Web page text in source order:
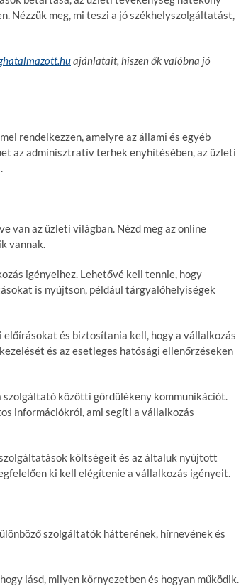
Nézzük meg, mi teszi a jó székhelyszolgáltatást,
ajánlatait, hiszen ők valóbna jó
rendelkezzen, amelyre az állami és egyéb
az adminisztratív terhek enyhítésében, az üzleti
van az üzleti világban. Nézd meg az online
vannak.
igényeihez. Lehetővé kell tennie, hogy
is nyújtson, például tárgyalóhelyiségek
és biztosítania kell, hogy a vállalkozás
és az esetleges hatósági ellenőrzéseken
közötti gördülékeny kommunikációt.
információkról, ami segíti a vállalkozás
költségeit és az általuk nyújtott
ki kell elégítenie a vállalkozás igényeit.
szolgáltatók hátterének, hírnevének és
lásd, milyen környezetben és hogyan működik.